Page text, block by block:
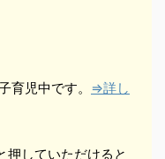
育児中です。 ⇒詳し
押していただけると